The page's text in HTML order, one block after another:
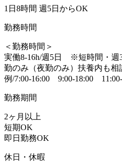
1日8時間 週5日からOK
勤務時間
＜勤務時間＞
実働8-16h/週5日 ※短時間・週
勤のみ（夜勤のみ）扶養内も相
例/7:00-16:00 9:00-18:00
勤務期間
2ヶ月以上
短期OK
即日勤務OK
休日・休暇